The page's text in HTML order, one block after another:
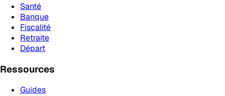
Santé
Banque
Fiscalité
Retraite
Départ
Ressources
Guides